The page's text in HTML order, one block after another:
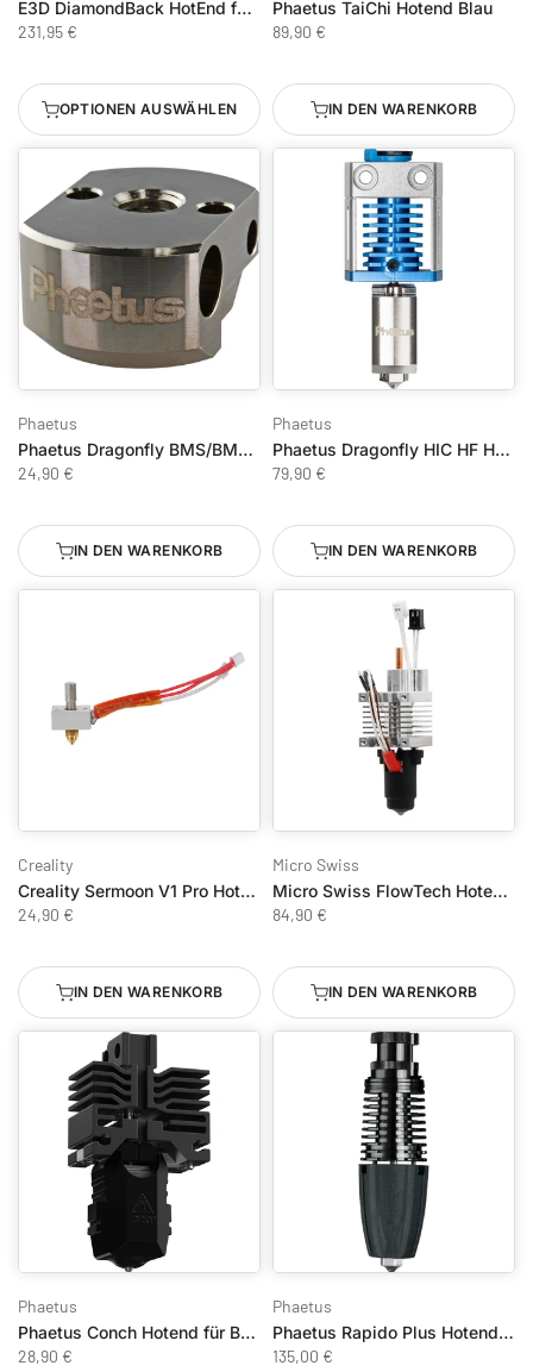
E3D DiamondBack HotEnd für Bambu Lab P1 Series
231,95 €
OPTIONEN AUSWÄHLEN
Phaetus TaiChi Hotend Blau
89,90 €
IN DEN WARENKORB
Phaetus
Phaetus Dragonfly BMS/BMO Heatblock
24,90 €
IN DEN WARENKORB
Phaetus
Phaetus Dragonfly HIC HF Hot-End
79,90 €
IN DEN WARENKORB
Creality
Creality Sermoon V1 Pro Hotend Kit
24,90 €
IN DEN WARENKORB
Micro Swiss
Micro Swiss FlowTech Hotend für Creality Hi
84,90 €
IN DEN WARENKORB
Phaetus
Phaetus Conch Hotend für Bambu Lab X1/P1 (0.6 mm)
28,90 €
Phaetus
Phaetus Rapido Plus Hotend UHF
135,00 €